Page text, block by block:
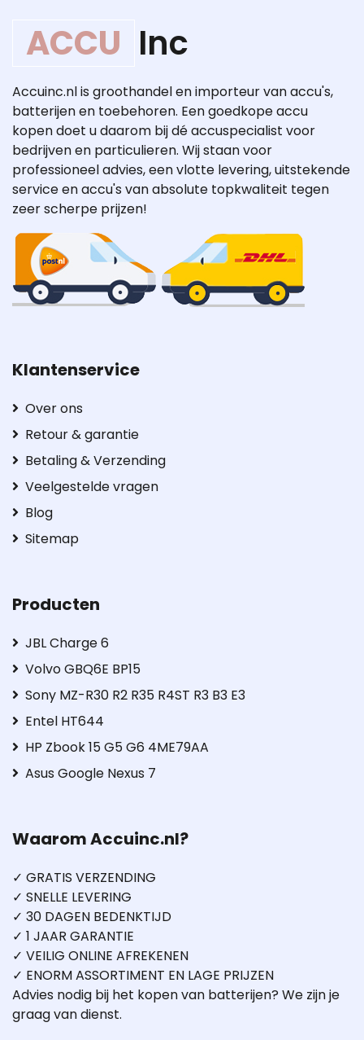
ACCU Inc
Accuinc.nl is groothandel en importeur van accu's,
batterijen en toebehoren. Een goedkope accu
kopen doet u daarom bij dé accuspecialist voor
bedrijven en particulieren. Wij staan voor
professioneel advies, een vlotte levering, uitstekende
service en accu's van absolute topkwaliteit tegen
zeer scherpe prijzen!
Klantenservice
Over ons
Retour & garantie
Betaling & Verzending
Veelgestelde vragen
Blog
Sitemap
Producten
JBL Charge 6
Volvo GBQ6E BP15
Sony MZ-R30 R2 R35 R4ST R3 B3 E3
Entel HT644
HP Zbook 15 G5 G6 4ME79AA
Asus Google Nexus 7
Waarom Accuinc.nl?
✓ GRATIS VERZENDING
✓ SNELLE LEVERING
✓ 30 DAGEN BEDENKTIJD
✓ 1 JAAR GARANTIE
✓ VEILIG ONLINE AFREKENEN
✓ ENORM ASSORTIMENT EN LAGE PRIJZEN
Advies nodig bij het kopen van batterijen? We zijn je
graag van dienst.